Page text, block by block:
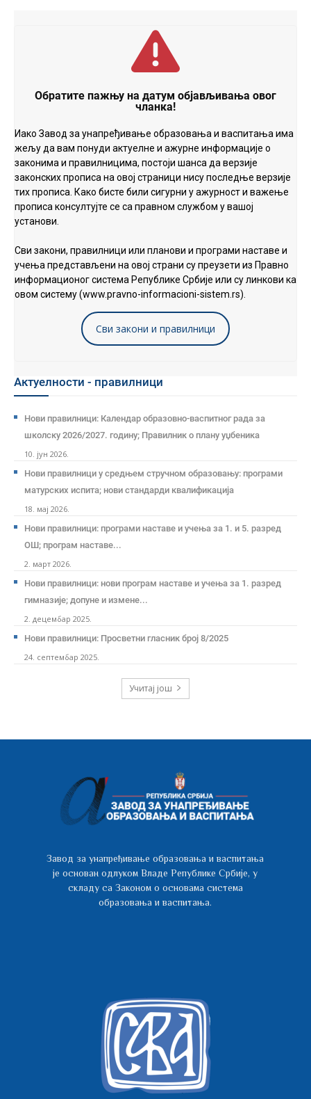
Обратите пажњу на датум објављивања овог
чланка!
Иако Завод за унапређивање образовања и васпитања има
жељу да вам понуди актуелне и ажурне информације о
законима и правилницима, постоји шанса да верзије
законских прописа на овој страници нису последње верзије
тих прописа. Како бисте били сигурни у ажурност и важење
прописа консултујте се са правном службом у вашој
установи.
Сви закони, правилници или планови и програми наставе и
учења представљени на овој страни су преузети из Правно
информационог система Републике Србије или су линкови ка
овом систему (www.pravno-informacioni-sistem.rs).
Сви закони и правилници
Актуелности - правилници
Нови правилници: Календар образовно-васпитног рада за
школску 2026/2027. годину; Правилник о плану уџбеника
10. јун 2026.
Нови правилници у средњем стручном образовању: програми
матурских испита; нови стандарди квалификација
18. мај 2026.
Нови правилници: програми наставе и учења за 1. и 5. разред
ОШ; програм наставе...
2. март 2026.
Нови правилници: нови програм наставе и учења за 1. разред
гимназије; допуне и измене...
2. децембар 2025.
Нови правилници: Просветни гласник број 8/2025
24. септембар 2025.
Учитај још
Завод за унапређивање образовања и васпитања
је основан одлуком Владе Републике Србије, у
складу са Законом о основама система
образовања и васпитања.